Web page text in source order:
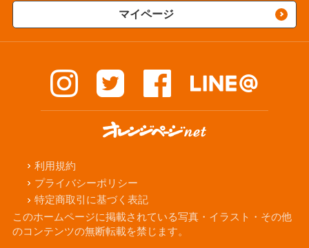
マイページ
利用規約
プライバシーポリシー
特定商取引に基づく表記
このホームページに掲載されている写真・イラスト・その他
のコンテンツの無断転載を禁じます。